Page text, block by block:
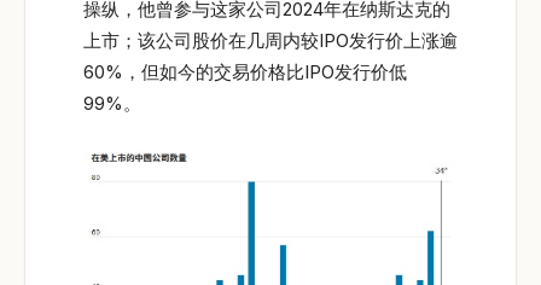
操纵，他曾参与这家公司2024年在纳斯达克的
上市；该公司股价在几周内较IPO发行价上涨逾
60%，但如今的交易价格比IPO发行价低
99%。